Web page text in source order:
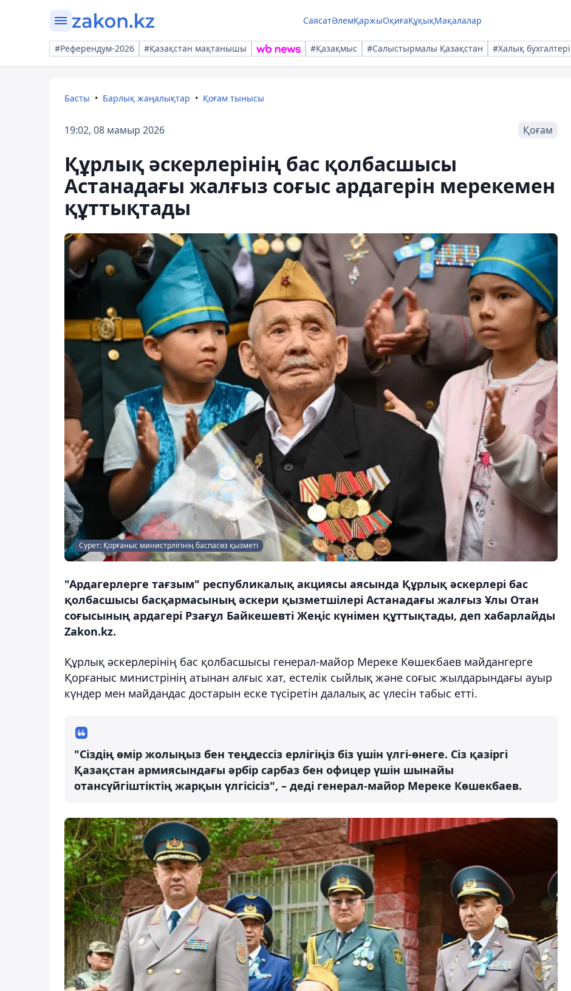
СаясатӘлемҚаржыОқиғаҚұқықМақалалар
#Референдум-2026 #Қазақстан мақтанышы #Қазақмыс #Салыстырмалы Қазақстан #Халық бухгалтері
Басты Барлық жаңалықтар Қоғам тынысы
19:02, 08 мамыр 2026 Қоғам
Құрлық әскерлерінің бас қолбасшысы
Астанадағы жалғыз соғыс ардагерін мерекемен
құттықтады
Сурет: Қорғаныс министрлігінің баспасөз қызметі
"Ардагерлерге тағзым" республикалық акциясы аясында Құрлық әскерлері бас
қолбасшысы басқармасының әскери қызметшілері Астанадағы жалғыз Ұлы Отан
соғысының ардагері Рзағұл Байкешевті Жеңіс күнімен құттықтады, деп хабарлайды
Zakon.kz.
Құрлық әскерлерінің бас қолбасшысы генерал-майор Мереке Көшекбаев майдангерге
Қорғаныс министрінің атынан алғыс хат, естелік сыйлық және соғыс жылдарындағы ауыр
күндер мен майдандас достарын еске түсіретін далалық ас үлесін табыс етті.
"Сіздің өмір жолыңыз бен теңдессіз ерлігіңіз біз үшін үлгі-өнеге. Сіз қазіргі
Қазақстан армиясындағы әрбір сарбаз бен офицер үшін шынайы
отансүйгіштіктің жарқын үлгісісіз", – деді генерал-майор Мереке Көшекбаев.